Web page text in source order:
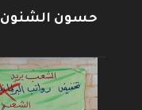
حسون الشنون